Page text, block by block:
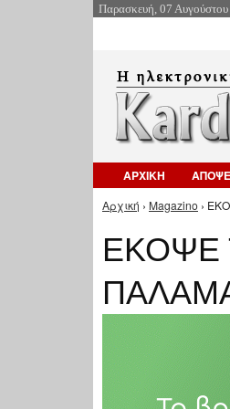
Παρασκευή, 07
ΑΡΧΙΚΗ
Είστε εδώ
Αρχική › Magazino ›
ΕΚΟΨΕ